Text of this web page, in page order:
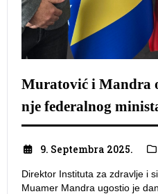
Muratović i Mandra
nje federalnog
9. Septembra 2025.
Direktor Instituta za zdravlje i
Muamer Mandra ugostio je